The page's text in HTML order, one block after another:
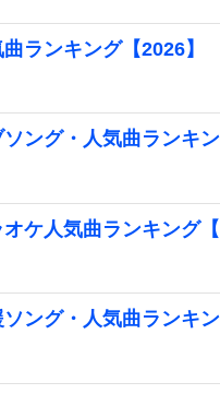
ランキング【2026】
ング・人気曲ランキ
ケ人気曲ランキング
ング・人気曲ランキ